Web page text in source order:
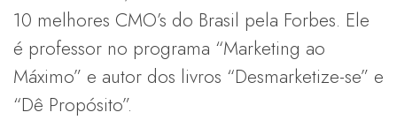
10 melhores CMO’s do Brasil pela Forbes. Ele
é professor no programa “Marketing ao
Máximo” e autor dos livros “Desmarketize-se” e
“Dê Propósito”.